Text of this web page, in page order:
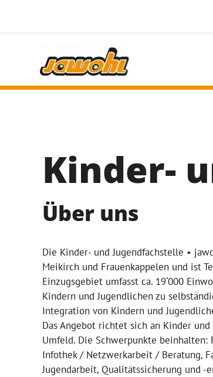
Kinder-
Über uns
Die Kinder- und Jugendfachstelle •
Meikirch und Frauenkappelen und ist
Einzugsgebiet umfasst ca. 19‘000
Kindern und Jugendlichen zu
Integration von Kindern und
Das Angebot richtet sich an Kinder
Umfeld. Die Schwerpunkte
Infothek / Netzwerkarbeit / Beratung,
Jugendarbeit, Qualitätssicherung und